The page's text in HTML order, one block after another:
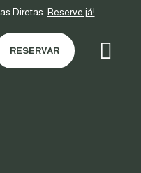
Diretas. Reserve já!
RESERVAR